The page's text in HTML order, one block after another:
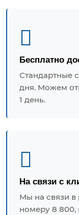
Бесплатно
Стандартные
дня. Можем
1 день.
На связи с
Мы на связи в
номеру 8 800,